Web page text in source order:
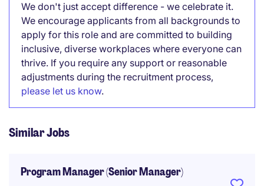
We don't just accept difference - we celebrate it.
We encourage applicants from all backgrounds to
apply for this role and are committed to building
inclusive, diverse workplaces where everyone can
thrive. If you require any support or reasonable
adjustments during the recruitment process,
please let us know.
Similar Jobs
Program Manager (Senior Manager)